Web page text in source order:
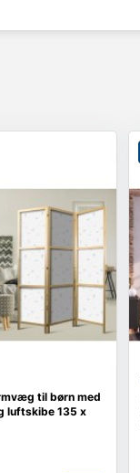
til børn med
luftskibe 135 x